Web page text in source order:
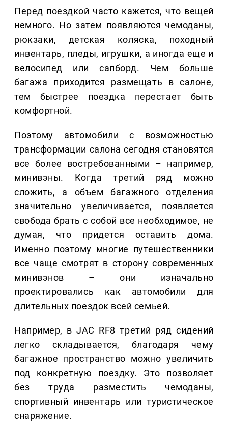
Перед поездкой часто кажется, что вещей
немного. Но затем появляются чемоданы,
рюкзаки, детская коляска, походный
инвентарь, пледы, игрушки, а иногда еще и
велосипед или сапборд. Чем больше
багажа приходится размещать в салоне,
тем быстрее поездка перестает быть
комфортной.
Поэтому автомобили с возможностью
трансформации салона сегодня становятся
все более востребованными – например,
минивэны. Когда третий ряд можно
сложить, а объем багажного отделения
значительно увеличивается, появляется
свобода брать с собой все необходимое, не
думая, что придется оставить дома.
Именно поэтому многие путешественники
все чаще смотрят в сторону современных
минивэнов – они изначально
проектировались как автомобили для
длительных поездок всей семьей.
Например, в JAC RF8 третий ряд сидений
легко складывается, благодаря чему
багажное пространство можно увеличить
под конкретную поездку. Это позволяет
без труда разместить чемоданы,
спортивный инвентарь или туристическое
снаряжение.